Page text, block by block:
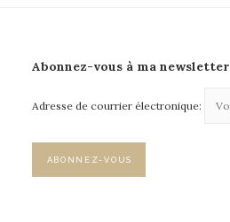
Abonnez-vous à ma newsletter
Adresse de courrier électronique: